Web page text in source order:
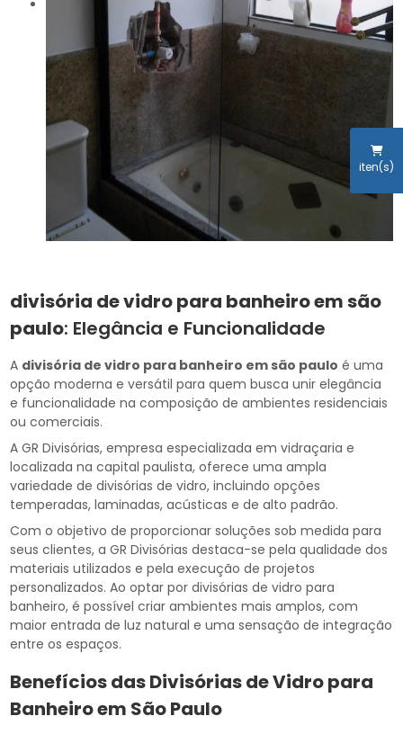
iten(s)
divisória de vidro para banheiro em são
paulo: Elegância e Funcionalidade
A divisória de vidro para banheiro em são paulo é uma
opção moderna e versátil para quem busca unir elegância
e funcionalidade na composição de ambientes residenciais
ou comerciais.
A GR Divisórias, empresa especializada em vidraçaria e
localizada na capital paulista, oferece uma ampla
variedade de divisórias de vidro, incluindo opções
temperadas, laminadas, acústicas e de alto padrão.
Com o objetivo de proporcionar soluções sob medida para
seus clientes, a GR Divisórias destaca-se pela qualidade dos
materiais utilizados e pela execução de projetos
personalizados. Ao optar por divisórias de vidro para
banheiro, é possível criar ambientes mais amplos, com
maior entrada de luz natural e uma sensação de integração
entre os espaços.
Benefícios das Divisórias de Vidro para
Banheiro em São Paulo